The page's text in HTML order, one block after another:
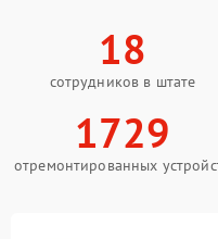
18
сотрудников в штате
1729
отремонтированных